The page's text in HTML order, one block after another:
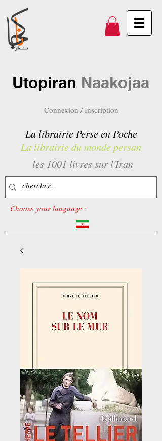
Utopiran Naakojaa
Connexion / Inscription
La librairie Perse en Poche
La librairie du monde persan
les 1001 livres sur l'Iran
Choose your language :